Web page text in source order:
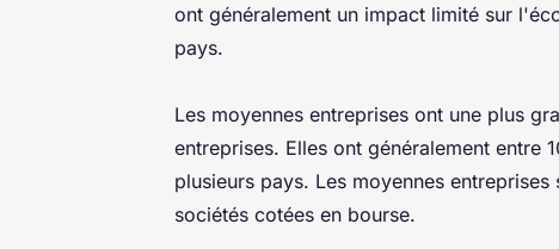
ont généralement un impact limité sur
pays.
Les moyennes entreprises ont une plus
entreprises. Elles ont généralement entre
plusieurs pays. Les moyennes
sociétés cotées en bourse.